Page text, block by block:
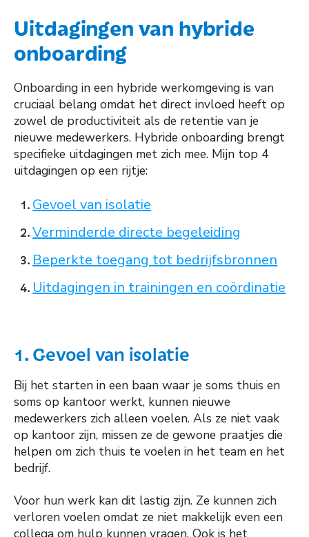
Uitdagingen van hybride
onboarding
Onboarding in een hybride werkomgeving is van
cruciaal belang omdat het direct invloed heeft op
zowel de productiviteit als de retentie van je
nieuwe medewerkers. Hybride onboarding brengt
specifieke uitdagingen met zich mee. Mijn top 4
uitdagingen op een rijtje:
Gevoel van isolatie
Verminderde directe begeleiding
Beperkte toegang tot bedrijfsbronnen
Uitdagingen in trainingen en coördinatie
1. Gevoel van isolatie
Bij het starten in een baan waar je soms thuis en
soms op kantoor werkt, kunnen nieuwe
medewerkers zich alleen voelen. Als ze niet vaak
op kantoor zijn, missen ze de gewone praatjes die
helpen om zich thuis te voelen in het team en het
bedrijf.
Voor hun werk kan dit lastig zijn. Ze kunnen zich
verloren voelen omdat ze niet makkelijk even een
collega om hulp kunnen vragen. Ook is het